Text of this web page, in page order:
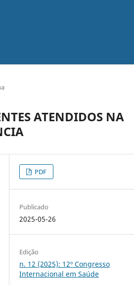
ATENDIDOS NA
PDF
Publicado
2025-05-26
Edição
n. 12 (2025): 12º Congresso
Internacional em Saúde